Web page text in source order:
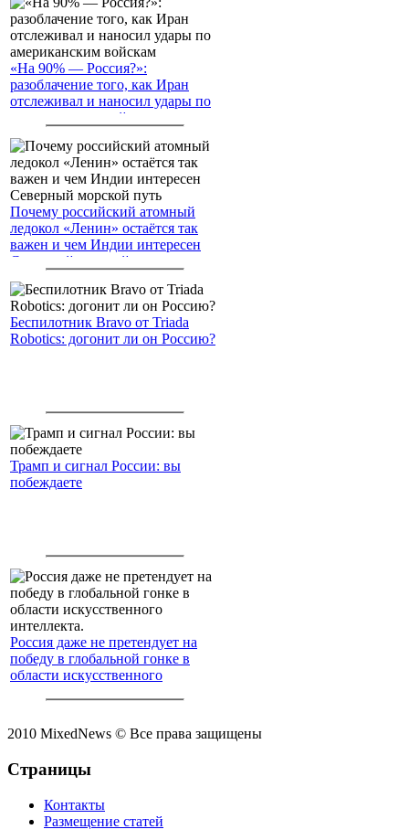
«На 90% — Россия?»:
разоблачение того, как Иран
отслеживал и наносил удары по
американским войскам
Почему российский атомный
ледокол «Ленин» остаётся так
важен и чем Индии интересен
Северный морской путь
Беспилотник Bravo от Triada
Robotics: догонит ли он Россию?
Трамп и сигнал России: вы
побеждаете
Россия даже не претендует на
победу в глобальной гонке в
области искусственного
2010 MixedNews © Все права защищены
Страницы
Контакты
Размещение статей